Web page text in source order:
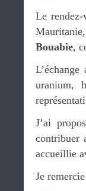
Le
Mauritanie,
Bouabie,
uranium,
J’ai
contribuer
accueillie
Je